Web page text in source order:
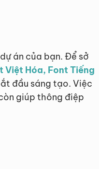
án của bạn. Để sở
Việt Hóa, Font Tiếng
đầu sáng tạo. Việc
giúp thông điệp